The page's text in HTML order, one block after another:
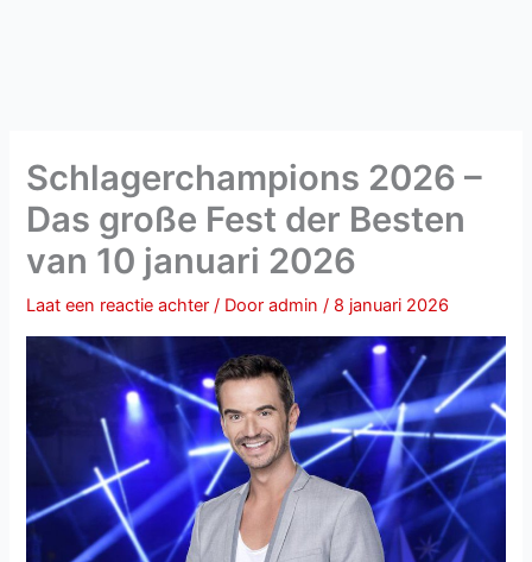
Schlagerchampions 2026 –
Das große Fest der Besten
van 10 januari 2026
Laat een reactie achter / Dooradmin/ 8 januari 2026